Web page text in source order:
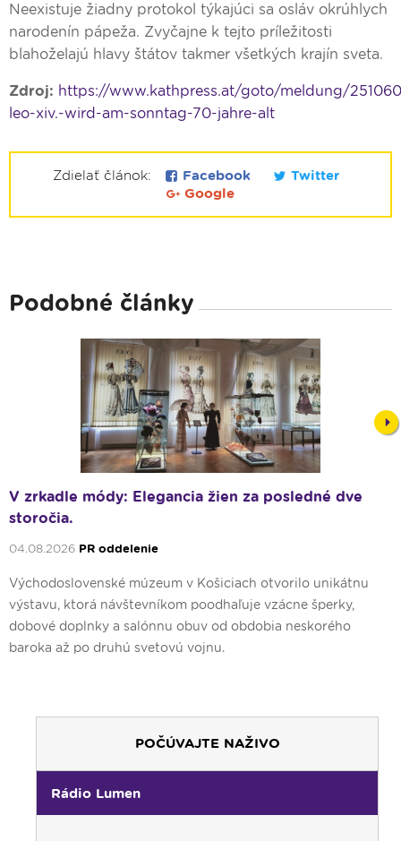
Neexistuje žiadny protokol týkajúci sa osláv okrúhlych
narodenín pápeža. Zvyčajne k tejto príležitosti
blahoželajú hlavy štátov takmer všetkých krajín sveta.
Zdroj: https://www.kathpress.at/goto/meldung/
leo-xiv.-wird-am-sonntag-70-jahre-alt
Zdielať článok: Facebook
Twitter
Google
Podobné články
V zrkadle módy: Elegancia žien za posledné dve
storočia.
04.08.2026 PR oddelenie
Východoslovenské múzeum v Košiciach otvorilo unikátnu
výstavu, ktorá návštevníkom poodhaľuje vzácne šperky,
dobové doplnky a salónnu obuv od obdobia neskorého
baroka až po druhú svetovú vojnu.
POČÚVAJTE NAŽIVO
Rádio Lumen